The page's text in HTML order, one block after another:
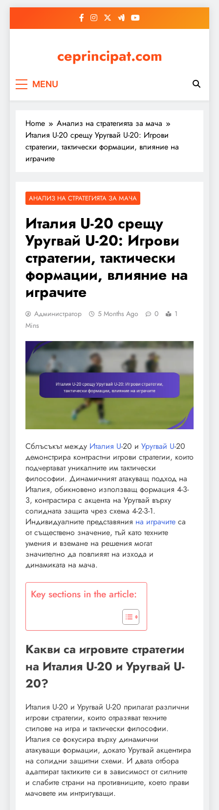
ceprincipat.com
MENU
Home
Анализ на стратегията за мача
Италия U-20 срещу Уругвай U-20: Игрови
стратегии, тактически формации, влияние на
играчите
АНАЛИЗ НА СТРАТЕГИЯТА ЗА МАЧА
Италия U-20 срещу
Уругвай U-20: Игрови
стратегии, тактически
формации, влияние на
играчите
Администратор 5 Months Ago 0
1
Mins
Сблъсъкът между Италия U-20 и Уругвай U-20
демонстрира контрастни игрови стратегии, които
подчертават уникалните им тактически
философии. Динамичният атакуващ подход на
Италия, обикновено използващ формация 4-3-
3, контрастира с акцента на Уругвай върху
солидната защита чрез схема 4-2-3-1.
Индивидуалните представяния на играчите са
от съществено значение, тъй като техните
умения и вземане на решения могат
значително да повлияят на изхода и
динамиката на мача.
Key sections in the article:
Какви са игровите стратегии
на Италия U-20 и Уругвай U-
20?
Италия U-20 и Уругвай U-20 прилагат различни
игрови стратегии, които отразяват техните
стилове на игра и тактически философии.
Италия се фокусира върху динамични
атакуващи формации, докато Уругвай акцентира
на солидни защитни схеми. И двата отбора
адаптират тактиките си в зависимост от силните
и слабите страни на противниците, което прави
мачовете им интригуващи.